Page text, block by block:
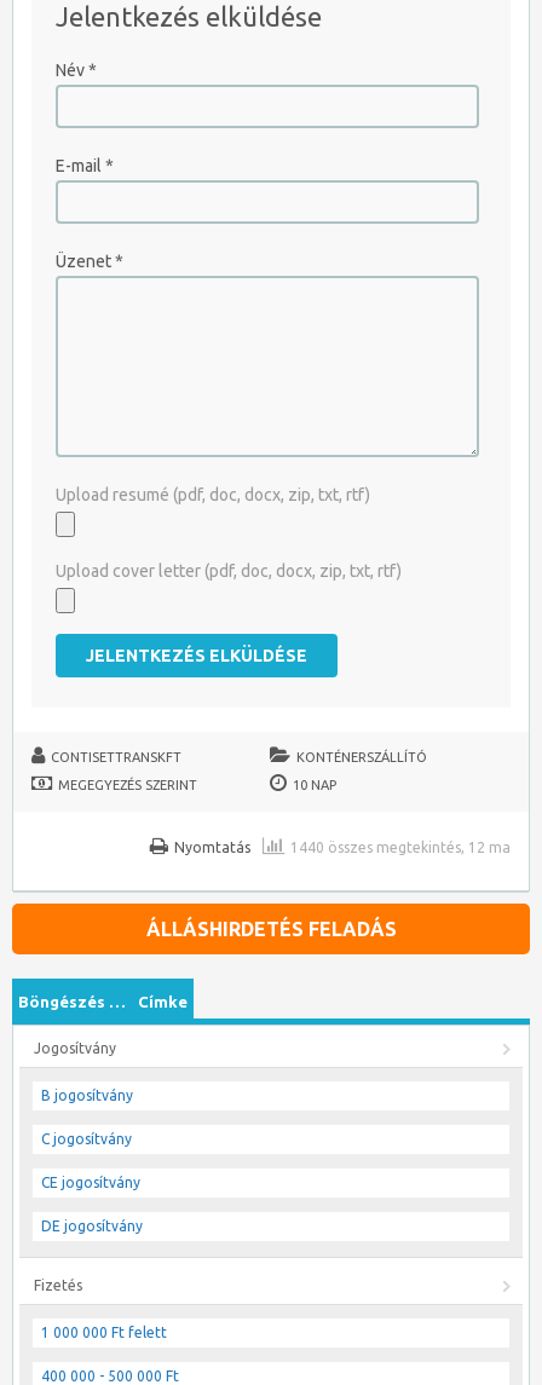
JELENTKEZEM AZONNAL
Jelentkezés elküldése
Név*
E-mail *
Üzenet*
Upload resumé (pdf, doc, docx, zip, txt, rtf)
Upload cover letter (pdf, doc, docx, zip, txt, rtf)
CONTISETTRANSKFT
KONTÉNERSZÁLLÍTÓ
MEGEGYEZÉS SZERINT
10 NAP
1440 összes megtekintés, 12 ma
Nyomtatás
ÁLLÁSHIRDETÉS FELADÁS
Böngészés … Címke
Jogosítvány
B jogosítvány
C jogosítvány
CE jogosítvány
DE jogosítvány
Fizetés
1 000 000 Ft felett
400 000 - 500 000 Ft